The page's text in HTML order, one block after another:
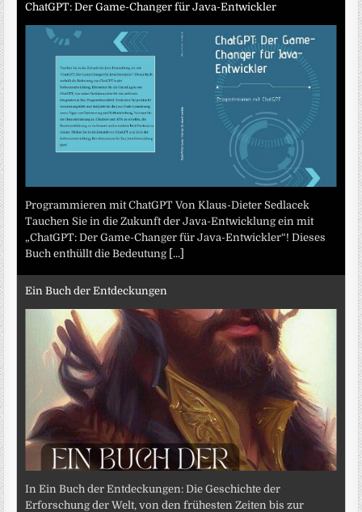
ChatGPT: Der Game-Changer für Java-Entwickler
Programmieren mit ChatGPT Von Klaus-Dieter Sedlacek
Tauchen Sie in die Zukunft der Java-Entwicklung ein mit
„ChatGPT: Der Game-Changer für Java-Entwickler“! Dieses
Buch enthüllt die Bedeutung [...]
Ein Buch der Entdeckungen
In Ein Buch der Entdeckungen: Die Geschichte der
Erforschung der Welt, von den frühesten Zeiten bis zur